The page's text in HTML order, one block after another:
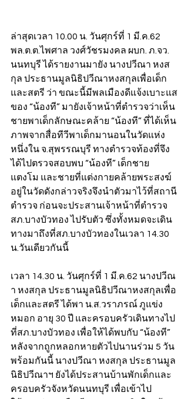
ล่าสุดเวลา 10.00 น. วันศุกร์ที่ 1 มี.ค.62
พล.ต.ต.ไพศาล วงศ์วัชรมงคล ผบก. ภ.จว.
นนทบุรี ได้รายงานมายัง นางปวีณา หงส
กุล ประธานมูลนิธิปวีณาหงสกุลเพื่อเด็ก
และสตรี ว่า ขณะนี้มีพลเมืองดีแจ้งเบาะแส
ของ “น้องที” มายังเจ้าหน้าที่ตำรวจว่าเห็น
ชายพาเด็กลักษณะคล้าย “น้องที” ที่ได้เห็น
ภาพจากสื่อทีวีพาเด็กมานอนในวัดแห่ง
หนึ่งใน จ.สุพรรณบุรี ทางตำรวจท้องที่จึง
ได้ไปตรวจสอบพบ “น้องที” เด็กชาย
แตงโม และชายที่แต่งกายคล้ายพระสงฆ์
อยู่ในวัดดังกล่าวจริงจึงนำตัวมาไว้ที่สถานี
ตำรวจ ก่อนจะประสานเจ้าหน้าที่ตำรวจ
สภ.บางบัวทอง ไปรับตัว ซึ่งทั้งหมดจะเดิน
ทางมาถึงที่สภ.บางบัวทองในเวลา 14.30
น.วันเดียวกันนี้
เวลา 14.30 น. วันศุกร์ที่ 1 มี.ค.62 นางปวีณ
า หงสกุล ประธานมูลนิธิปวีณาหงสกุลเพื่อ
เด็กและสตรี ได้พา น.ส.วราภรณ์ ภูแข่ง
หมอก อายุ 30 ปี และครอบครัวเดินทางไป
ที่สภ.บางบัวทอง เพื่อให้ได้พบกับ “น้องที”
หลังจากถูกหลอกหายตัวไปนานร่วม 5 วัน
พร้อมกันนี้ นางปวีณา หงสกุล ประธานมูล
นิธิปวีณาฯ ยังได้ประสานบ้านพักเด็กและ
ครอบครัวจังหวัดนนทบุรี เพื่อเข้าไป